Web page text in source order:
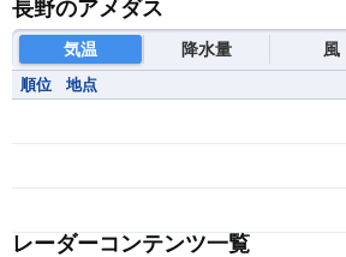
長野のアメダス
気温 降水量 風
順位 地点
レーダーコンテンツ一覧